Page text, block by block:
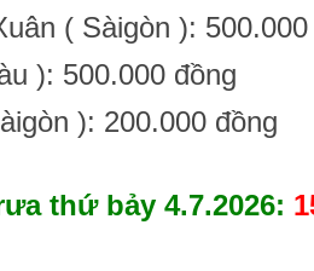
( Sàigòn ): 500.000
): 500.000 đồng
): 200.000 đồng
thứ bảy 4.7.2026: